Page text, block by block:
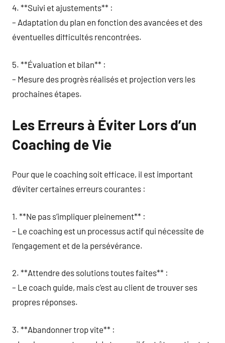
4. **Suivi et ajustements** :
– Adaptation du plan en fonction des avancées et des
éventuelles difficultés rencontrées.
5. **Évaluation et bilan** :
– Mesure des progrès réalisés et projection vers les
prochaines étapes.
Les Erreurs à Éviter Lors d’un
Coaching de Vie
Pour que le coaching soit efficace, il est important
d’éviter certaines erreurs courantes :
1. **Ne pas s’impliquer pleinement** :
– Le coaching est un processus actif qui nécessite de
l’engagement et de la persévérance.
2. **Attendre des solutions toutes faites** :
– Le coach guide, mais c’est au client de trouver ses
propres réponses.
3. **Abandonner trop vite** :